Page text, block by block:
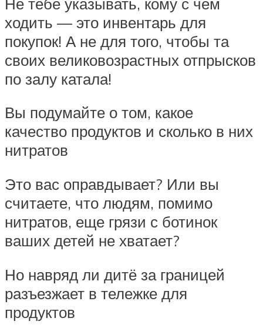
ходить — это инвентарь для
покупок! А не для того, чтобы та
своих великовозрастных отпрысков
по залу катала!
Вы подумайте о том, какое
качество продуктов и сколько в них
нитратов
Это вас оправдывает? Или вы
считаете, что людям, помимо
нитратов, еще грязи с ботинок
ваших детей не хватает?
Но навряд ли дитё за границей
разъезжает в тележке для
продуктов